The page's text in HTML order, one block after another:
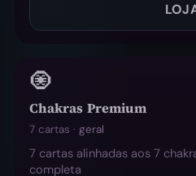
🧿
Chakras Premium
7 cartas ·geral
7 cartas alinhadas aos 7
completa